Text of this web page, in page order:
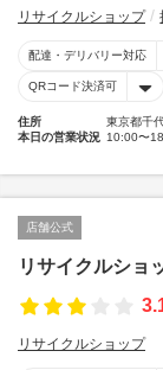
リサイクルショップ
配達・デリバリー対応
QRコード決済可
住所
東京都千
本日の営業状況 10:00〜
店舗公式
リサイクルショ
リサイクルショップ